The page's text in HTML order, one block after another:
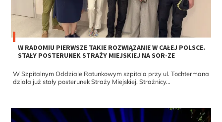
W RADOMIU PIERWSZE TAKIE ROZWIĄZANIE W CAŁEJ POLSCE.
STAŁY POSTERUNEK STRAŻY MIEJSKIEJ NA SOR-ZE
W Szpitalnym Oddziale Ratunkowym szpitala przy ul. Tochtermana
działa już stały posterunek Straży Miejskiej. Strażnicy...